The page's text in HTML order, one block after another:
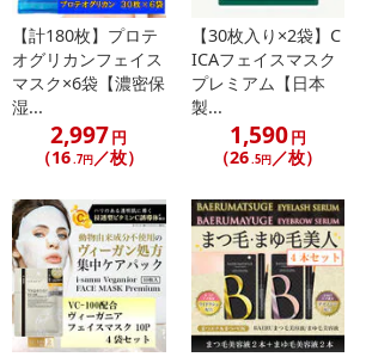
※d払い、PayPay、au PAY、au PAY（auかん
ンクまとめて支払い、楽天ペイ、メルペイ、
Payでお支払いの場合、決済のため外部サイト
※予約商品は決済手段ごとに定められた決済
了することがございます。ご了承いただいたう
さい。
【配送伝票番号について】
※配送形態がメール便の商品については、商品
伝票番号がマイページに表示されない場合も
【配送日時の指定について】
※配送日時の指定が可能な商品の場合、商品に
【計180枚】プロテ
オグリカンフェイス
マスク×6袋【濃密保
湿...
2,997円
（16 .7円／枚）
【30枚入り×2袋】C
ICAフェイスマスク
プレミアム【日本
製...
1,590円
（26 .5円 ／枚）